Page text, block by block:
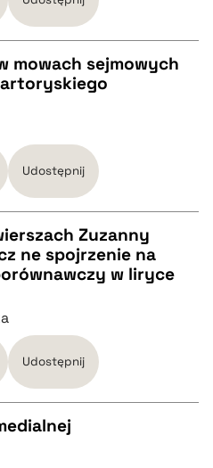
mowach sejmowych
Udostępnij
Zuzanny
ne spojrzenie na
w liryce
Udostępnij